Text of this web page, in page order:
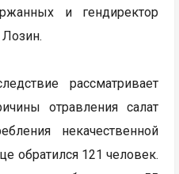
и гендиректор
Лозин.
рассматривает
отравления салат
некачественной
обратился 121 человек.